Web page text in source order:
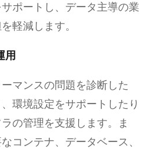
ポートし、データ主導の業
軽減します。
用
マンスの問題を診断した
環境設定をサポートしたり
の管理を支援します。ま
コンテナ、データベース、